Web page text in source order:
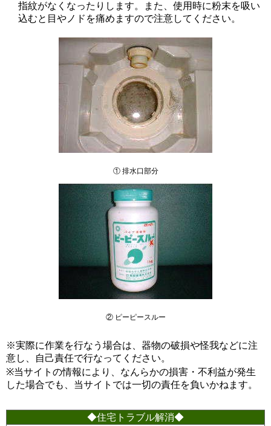
指紋がなくなったりします。また、使用時に粉末を吸い
込むと目やノドを痛めますので注意してください。
① 排水口部分
② ピーピースルー
※実際に作業を行なう場合は、器物の破損や怪我などに注
意し、自己責任で行なってください。
※当サイトの情報により、なんらかの損害・不利益が発生
した場合でも、当サイトでは一切の責任を負いかねます。
◆住宅トラブル解消◆